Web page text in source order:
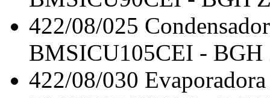
422/08/025
BMSICU105CEI - BGH
422/08/030